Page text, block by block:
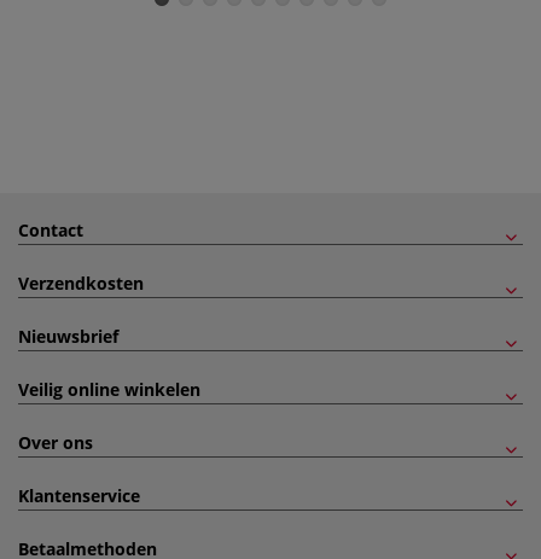
Contact
Verzendkosten
Nieuwsbrief
Veilig online winkelen
Over ons
Klantenservice
Betaalmethoden